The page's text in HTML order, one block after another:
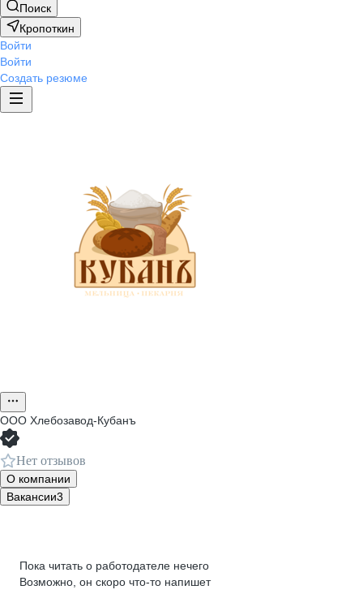
Поиск
Кропоткин
Войти
Войти
Создать резюме
ООО Хлебозавод-Кубанъ
Нет отзывов
О компании
Вакансии3
Пока читать о работодателе нечего
Возможно, он скоро что‑то напишет